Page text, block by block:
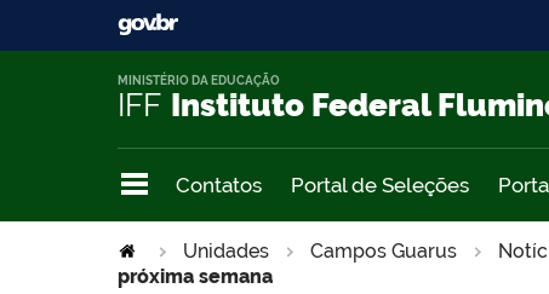
IFF Instituto Federal
MINISTÉRIO DA EDUCAÇÃO
Contatos Portal de Seleções
Unidades Campos Guarus
próxima semana